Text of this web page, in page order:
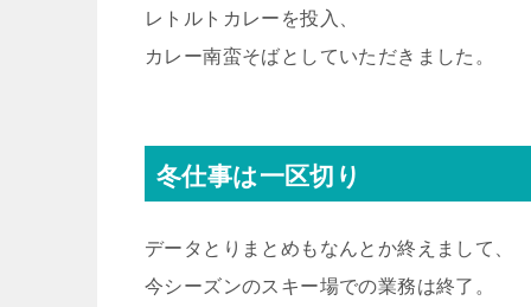
レトルトカレーを投入、
カレー南蛮そばとしていただきました。
冬仕事は一区切り
データとりまとめもなんとか終えまして、
今シーズンのスキー場での業務は終了。